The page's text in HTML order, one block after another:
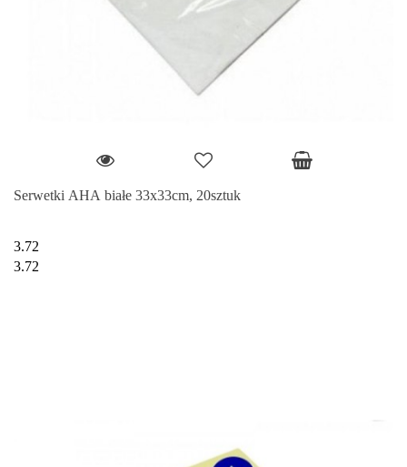
Serwetki AHA białe 33x33cm, 20sztuk
3.72
3.72